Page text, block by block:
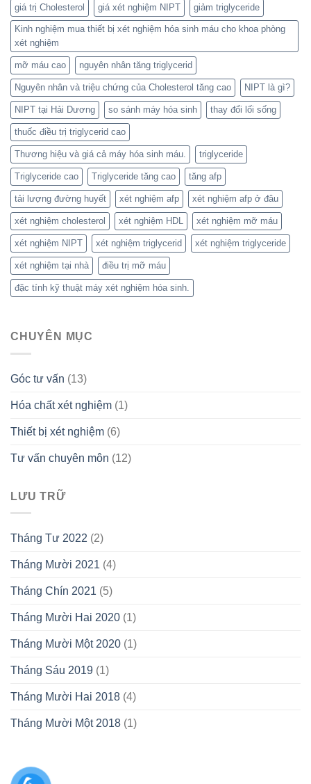
giá trị Cholesterol giá xét nghiệm NIPT giảm triglyceride
Kinh nghiệm mua thiết bị xét nghiệm hóa sinh máu cho khoa phòng
xét nghiệm
mỡ máu cao nguyên nhân tăng triglycerid
Nguyên nhân và triệu chứng của Cholesterol tăng cao NIPT là gì?
NIPT tại Hải Dương so sánh máy hóa sinh thay đổi lối sống
thuốc điều trị triglycerid cao
Thương hiệu và giá cả máy hóa sinh máu. triglyceride
Triglyceride cao Triglyceride tăng cao tăng afp
tải lượng đường huyết xét nghiệm afp xét nghiệm afp ở đâu
xét nghiệm cholesterol xét nghiệm HDL xét nghiệm mỡ máu
xét nghiệm NIPT xét nghiệm triglycerid xét nghiệm triglyceride
xét nghiệm tại nhà điều trị mỡ máu
đặc tính kỹ thuật máy xét nghiệm hóa sinh.
CHUYÊN MỤC
Góc tư vấn (13)
Hóa chất xét nghiệm (1)
Thiết bị xét nghiệm (6)
Tư vấn chuyên môn (12)
LƯU TRỮ
Tháng Tư 2022 (2)
Tháng Mười 2021 (4)
Tháng Chín 2021 (5)
Tháng Mười Hai 2020 (1)
Tháng Mười Một 2020 (1)
Tháng Sáu 2019 (1)
Tháng Mười Hai 2018 (4)
Tháng Mười Một 2018 (1)